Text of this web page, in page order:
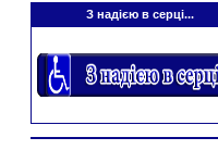
З надією в серці...